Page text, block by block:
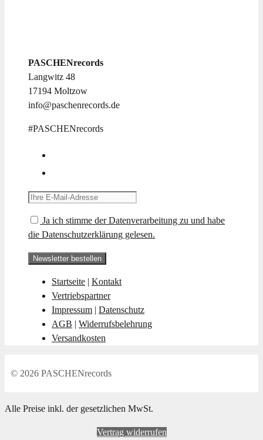
PASCHENrecords
Langwitz 48
17194 Moltzow
info@paschenrecords.de
#PASCHENrecords
Ja ich stimme der Datenverarbeitung zu und habe
die Datenschutzerklärung gelesen.
Startseite | Kontakt
Vertriebspartner
Impressum | Datenschutz
AGB | Widerrufsbelehrung
Versandkosten
© 2026 PASCHENrecords
Alle Preise inkl. der gesetzlichen MwSt.
Vertrag widerrufen